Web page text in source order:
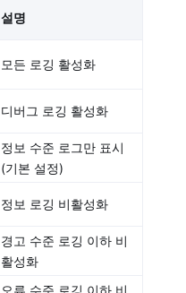
설명
모든 로깅 활성화
디버그 로깅 활성화
정보 수준 로그만 표시
(기본 설정)
정보 로깅 비활성화
경고 수준 로깅 이하 비
활성화
오류 수준 로깅 이하 비